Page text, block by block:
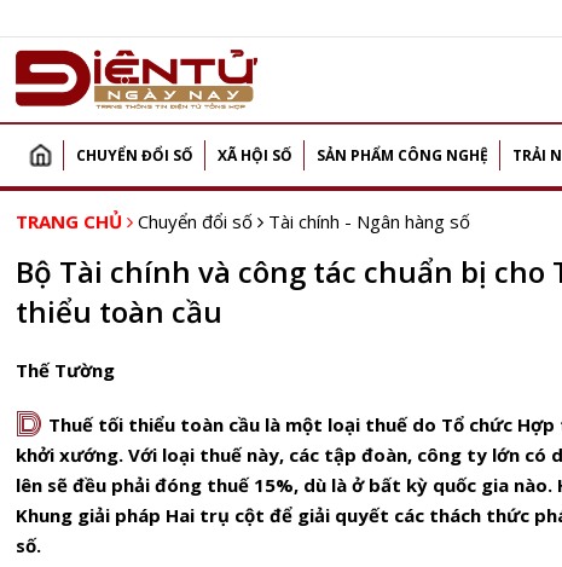
CHUYỂN ĐỔI SỐ XÃ HỘI SỐ SẢN PHẨM CÔNG NGHỆ TRẢI
TRANG CHỦ Chuyển đổi số Tài chính - Ngân hàng số
Bộ Tài chính và công tác chuẩn bị
thiểu toàn cầu
Thế Tường
D Thuế tối thiểu toàn cầu là một loại thuế do Tổ chức Hợp
khởi xướng. Với loại thuế này, các tập đoàn, công ty lớn
lên sẽ đều phải đóng thuế 15%, dù là ở bất kỳ quốc gia nào.
Khung giải pháp Hai trụ cột để giải quyết các thách thức
số.